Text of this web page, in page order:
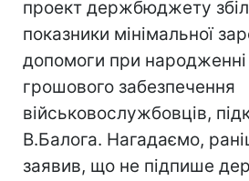
проект держбюджету
показники мінімальної
допомоги при народженні
грошового забезпечення
військовослужбовців,
В.Балога. Нагадаємо,
заявив, що не підпише